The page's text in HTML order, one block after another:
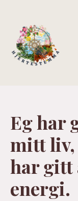
Eg har
mitt liv,
har gitt
energi.